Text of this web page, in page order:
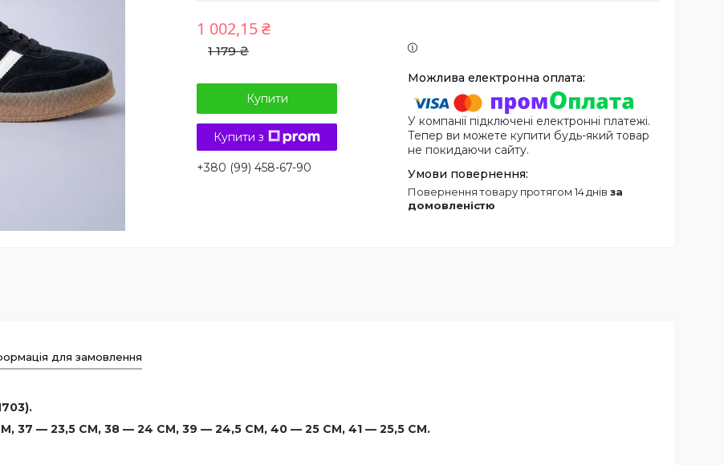
1 179 ₴
1 002,15 ₴
Купити
Купити з
+380 (99) 458-67-90
У компанії підключені електронні платежі.
Тепер ви можете купити будь-який товар
не покидаючи сайту.
повернення товару протягом 14 днів за
домовленістю
для замовлення
37 — 23,5 СМ, 38 — 24 СМ, 39 — 24,5 СМ, 40 — 25 СМ, 41 — 25,5 СМ.